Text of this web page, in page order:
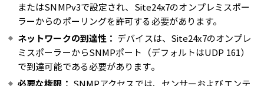
またはSNMPv3で設定され、Site24x7のオンプレミスポー
ラーからのポーリングを許可する必要があります。
ネットワークの到達性： デバイスは、Site24x7のオンプレ
ミスポーラーからSNMPポート（デフォルトはUDP 161）
で到達可能である必要があります。